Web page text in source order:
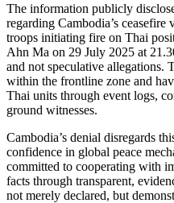
The information publicly
regarding Cambodia’s
troops initiating fire on Thai
Ahn Ma on 29 July 2025 at
and not speculative allegations.
within the frontline zone and
Thai units through event logs,
ground witnesses.
Cambodia’s denial disregards
confidence in global peace
committed to cooperating with
facts through transparent,
not merely declared, but